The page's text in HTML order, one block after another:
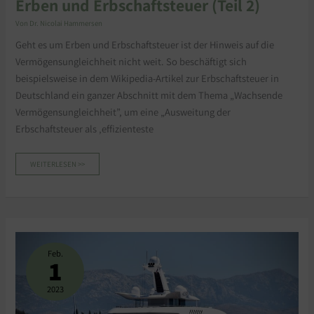
Erben und Erbschaftsteuer (Teil 2)
Von Dr. Nicolai Hammersen
Geht es um Erben und Erbschaftsteuer ist der Hinweis auf die
Vermögensungleichheit nicht weit. So beschäftigt sich
beispielsweise in dem Wikipedia-Artikel zur Erbschaftsteuer in
Deutschland ein ganzer Abschnitt mit dem Thema „Wachsende
Vermögensungleichheit”, um eine „Ausweitung der
Erbschaftsteuer als ‚effizienteste
WEITERLESEN >>
Feb.
1
2023
DIE
OBSESSION